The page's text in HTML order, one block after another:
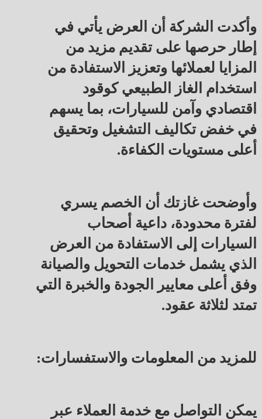
وأكدت الشركة أن العرض يأتي في
إطار حرصها على تقديم مزيد من
المزايا لعملائها وتعزيز الاستفادة من
استخدام الغاز الطبيعي كوقود
اقتصادي وآمن للسيارات، بما يسهم
في خفض تكاليف التشغيل وتحقيق
أعلى مستويات الكفاءة.
وأوضحت غازتك أن الخصم يسري
لفترة محدودة، داعية أصحاب
السيارات إلى الاستفادة من العرض
الذي يشمل خدمات التحويل والصيانة
وفق أعلى معايير الجودة والخبرة التي
تمتد لثلاثة عقود.
للمزيد من المعلومات والاستفسارات:
يمكن التواصل مع خدمة العملاء عبر